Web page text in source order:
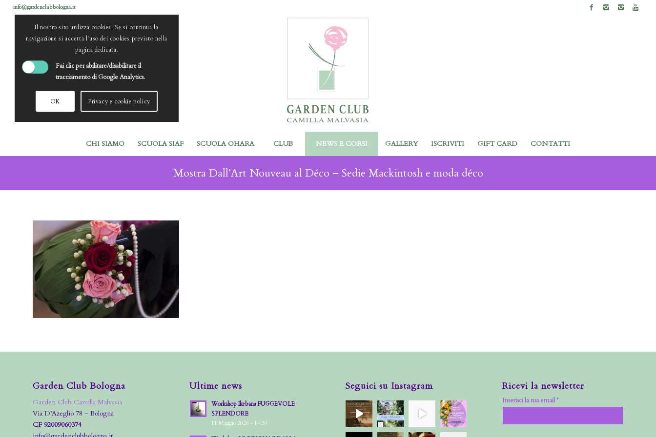
info@gardenclubbologna.it
CHI SIAMO SCUOLA SIAF SCUOLA OHARA CLUB NEWS E CORSI GALLERY ISCRIVITI GIFT CARD CONTATTI
Mostra Dall’Art Nouveau al Déco – Sedie Mackintosh e moda déco
Garden Club Bologna
Garden Club Camilla Malvasia
Via D’Azeglio 78 – Bologna
CF 92009060374
Ultime news
Workshop Ikebana FUGGEVOLE
SPLENDORE
11 Maggio 2026 - 14:30
Seguici su Instagram Ricevi la newsletter
Inserisci la tua email *
Il nostro sito utilizza cookies. Se si continua la
navigazione si accetta l'uso dei cookies previsto nella
pagina dedicata.
Fai clic per abilitare/disabilitare il
tracciamento di Google Analytics.
OK Privacy e cookie policy